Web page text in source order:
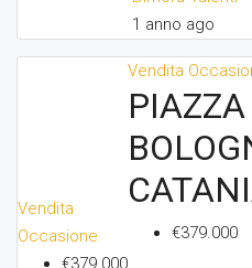
1 anno ago
Vendita
Occasione
€379.000
Vendita
PIAZZA
€379.000